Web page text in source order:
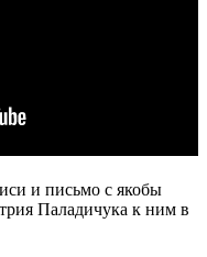
и письмо с якобы
Паладичука к ним в